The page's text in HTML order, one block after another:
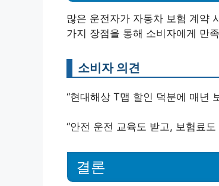
많은 운전자가 자동차 보험 계약
가지 장점을 통해 소비자에게 만
소비자 의견
“현대해상 T맵 할인 덕분에 매년
“안전 운전 교육도 받고, 보험료
결론